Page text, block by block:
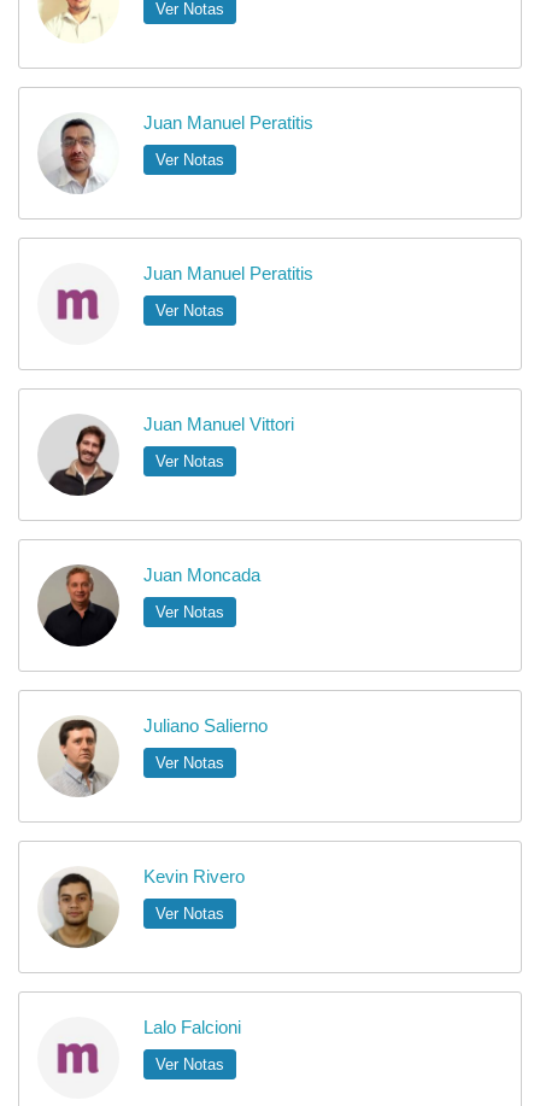
Ver Notas
Juan Manuel Peratitis
Ver Notas
Juan Manuel Peratitis
Ver Notas
Juan Manuel Vittori
Ver Notas
Juan Moncada
Ver Notas
Juliano Salierno
Ver Notas
Kevin Rivero
Ver Notas
Lalo Falcioni
Ver Notas